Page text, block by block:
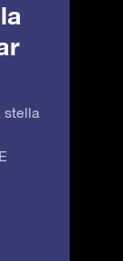
stella